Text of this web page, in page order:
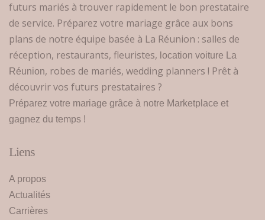
futurs mariés à trouver rapidement le bon prestataire
de service. Préparez votre mariage grâce aux bons
plans de notre équipe basée à La Réunion : salles de
réception, restaurants, fleuristes, location voiture La
Réunion, robes de mariés, wedding planners ! Prêt à
découvrir vos futurs prestataires ?
Préparez votre mariage grâce à notre Marketplace et
gagnez du temps !
Liens
A propos
Actualités
Carrières